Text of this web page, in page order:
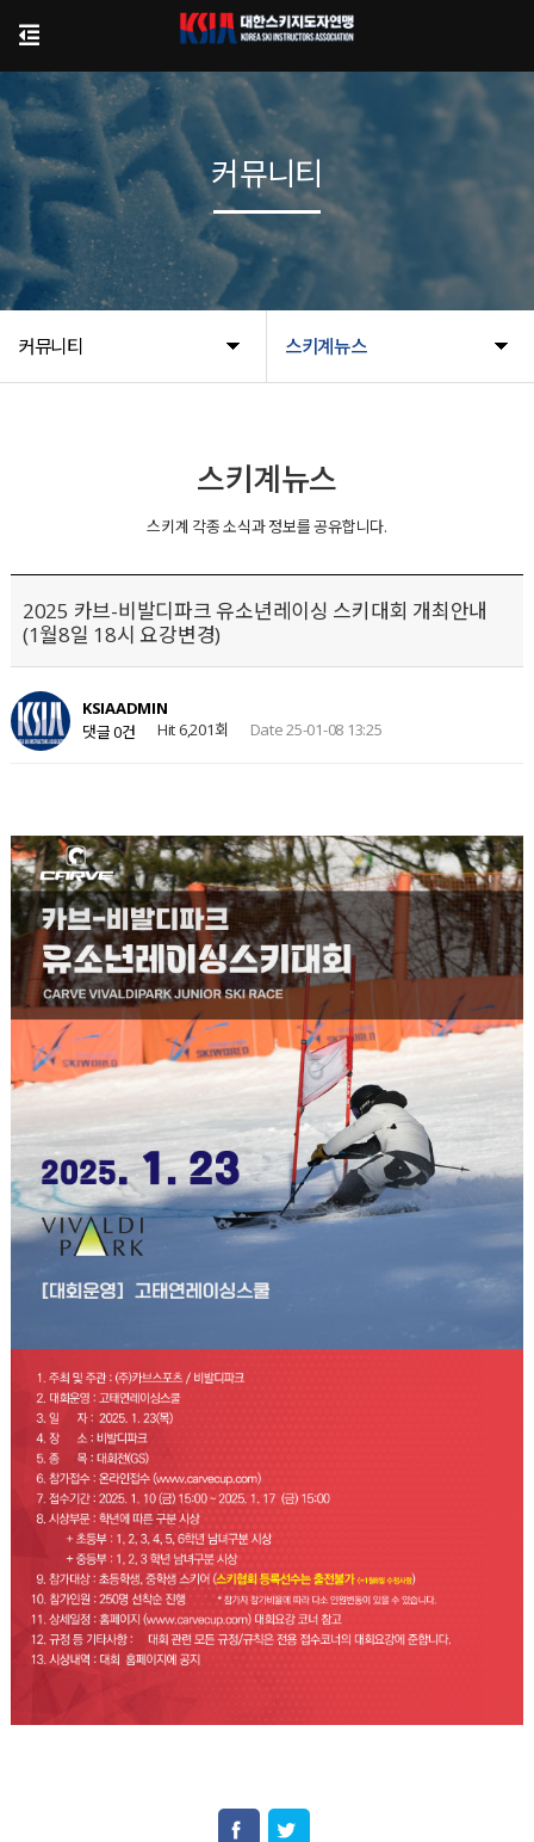
커뮤니티 스키계뉴스
커뮤니티
스키계뉴스
스키계 각종 소식과 정보를 공유합니다.
2025 카브-비발디파크 유소년레이싱 스키대회 개최안내
(1월8일 18시 요강변경)
KSIAADMIN
댓글 0건
Hit 6,201회 Date 25-01-08 13:25